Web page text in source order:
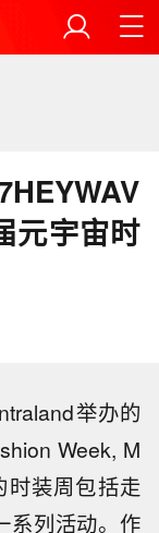
元宇宙时
举办的
Week, M
时装周包括走
系列活动。作